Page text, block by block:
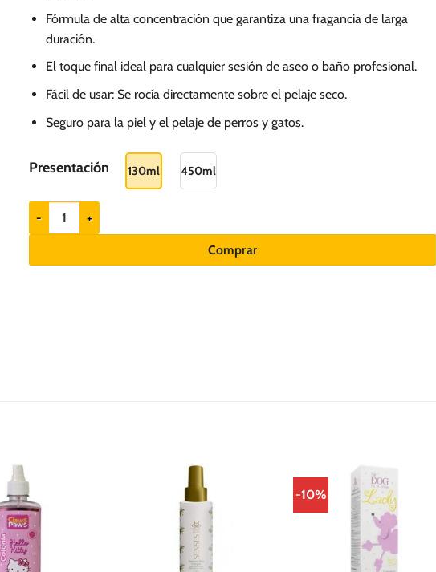
S/.
S/.
148.00.
Fórmula de alta concentración que garantiza una fragancia de larga
duración.
El toque final ideal para cualquier sesión de aseo o baño profesional.
Fácil de usar: Se rocía directamente sobre el pelaje seco.
Seguro para la piel y el pelaje de perros y gatos.
Presentación 130ml 450ml
Hydra Groomers Colonia Forever Fresh - Perros y gatos cantidad
Comprar
-10%